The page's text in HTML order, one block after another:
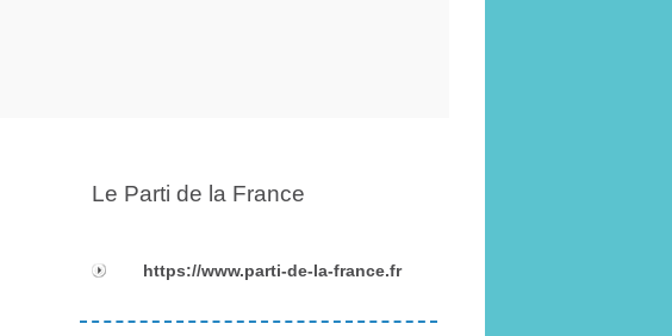
Le Parti de la France
https://www.parti-de-la-france.fr